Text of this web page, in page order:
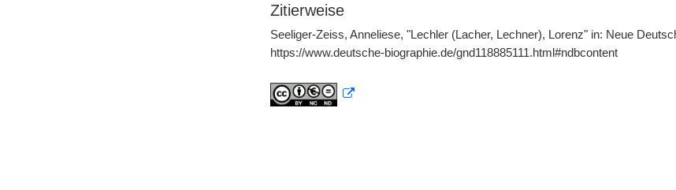
Zitierweise
Seeliger-Zeiss, Anneliese, "Lechler (Lacher, Lechner), Lorenz" in: Neue
https://www.deutsche-biographie.de/gnd118885111.html#ndbcontent